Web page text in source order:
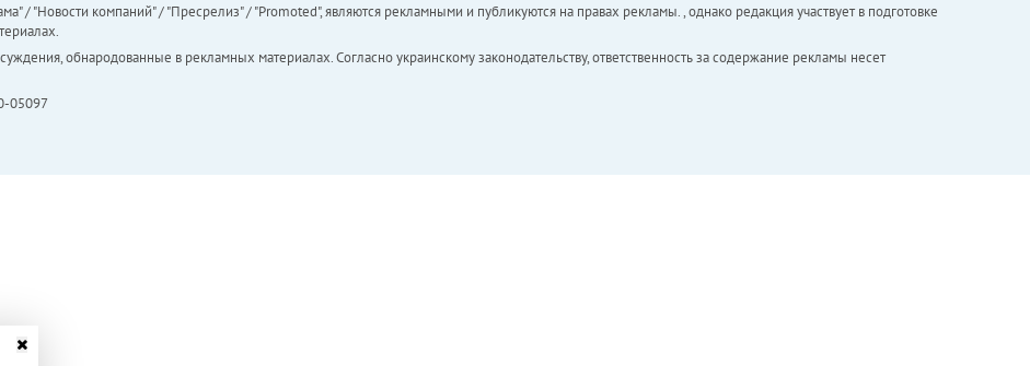
/ "Новости компаний" / "Пресрелиз" / "Promoted", являются рекламными и публикуются на правах рекламы. , однако редакция участвует в подготовке
обнародованные в рекламных материалах. Согласно украинскому законодательству, ответственность за содержание рекламы несет
05097